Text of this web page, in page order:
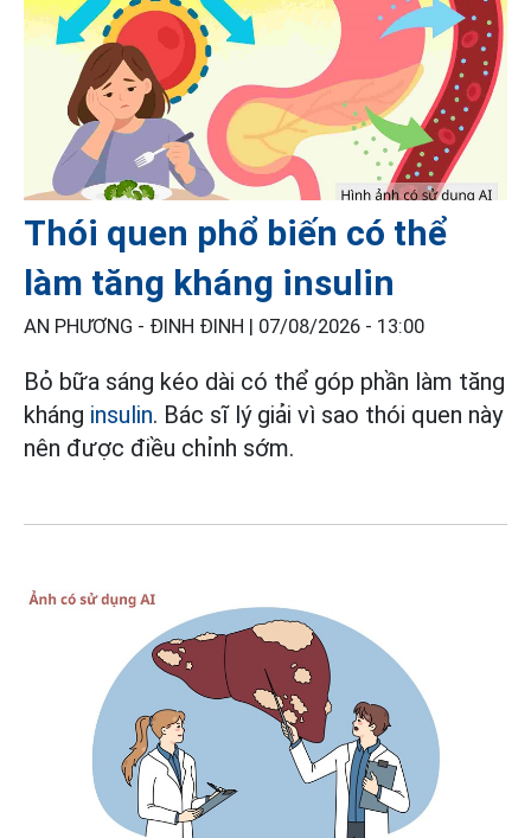
Thói quen phổ biến có thể
làm tăng kháng insulin
AN PHƯƠNG - ĐINH ĐINH | 07/08/2026 - 13:00
Bỏ bữa sáng kéo dài có thể góp phần làm tăng
kháng insulin. Bác sĩ lý giải vì sao thói quen này
nên được điều chỉnh sớm.